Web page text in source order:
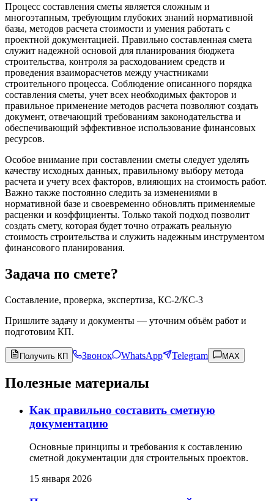
Процесс составления сметы является сложным и
многоэтапным, требующим глубоких знаний нормативной
базы, методов расчета стоимости и умения работать с
проектной документацией. Правильно составленная смета
служит надежной основой для планирования бюджета
строительства, контроля за расходованием средств и
проведения взаиморасчетов между участниками
строительного процесса. Соблюдение описанного порядка
составления сметы, учет всех необходимых факторов и
правильное применение методов расчета позволяют создать
документ, отвечающий требованиям законодательства и
обеспечивающий эффективное использование финансовых
ресурсов.
Особое внимание при составлении сметы следует уделять
качеству исходных данных, правильному выбору метода
расчета и учету всех факторов, влияющих на стоимость работ.
Важно также постоянно следить за изменениями в
нормативной базе и своевременно обновлять применяемые
расценки и коэффициенты. Только такой подход позволит
создать смету, которая будет точно отражать реальную
стоимость строительства и служить надежным инструментом
финансового планирования.
Задача по смете?
Составление, проверка, экспертиза, КС-2/КС-3
Пришлите задачу и документы — уточним объём работ и
подготовим КП.
Получить КП Звонок WhatsApp Telegram MAX
Полезные материалы
Как правильно составить сметную
документацию
Основные принципы и требования к составлению
сметной документации для строительных проектов.
15 января 2026